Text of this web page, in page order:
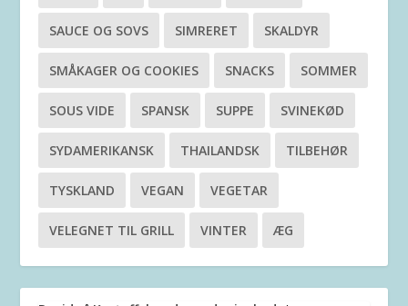
SAUCE OG SOVS SIMRERET SKALDYR
SMÅKAGER OG COOKIES SNACKS SOMMER
SOUS VIDE SPANSK SUPPE SVINEKØD
SYDAMERIKANSK THAILANDSK TILBEHØR
TYSKLAND VEGAN VEGETAR
VELEGNET TIL GRILL VINTER ÆG